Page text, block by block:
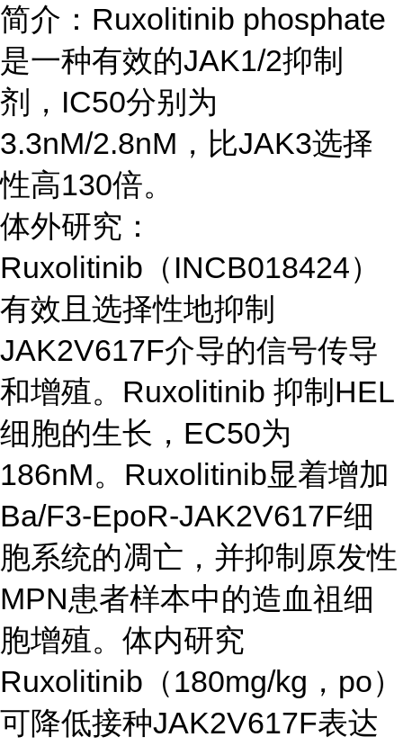
简介：Ruxolitinib phosphate
是一种有效的JAK1/2抑制
剂，IC50分别为
3.3nM/2.8nM，比JAK3选择
性高130倍。
体外研究：
Ruxolitinib（INCB018424）
有效且选择性地抑制
JAK2V617F介导的信号传导
和增殖。Ruxolitinib 抑制HEL
细胞的生长，EC50为
186nM。Ruxolitinib显着增加
Ba/F3-EpoR-JAK2V617F细
胞系统的凋亡，并抑制原发性
MPN患者样本中的造血祖细
胞增殖。体内研究
Ruxolitinib（180mg/kg，po）
可降低接种JAK2V617F表达